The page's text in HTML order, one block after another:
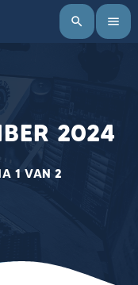
search menu
2024
1 VAN 2